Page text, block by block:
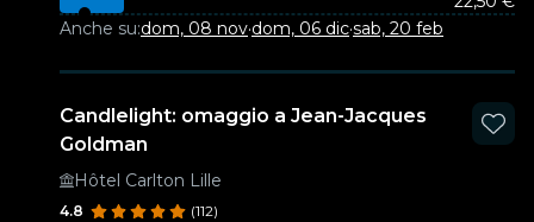
Anche su:dom, 08 nov·dom, 06 dic·sab, 20 feb
Candlelight: omaggio a Jean-Jacques
Goldman
Hôtel Carlton Lille
4.8 (112)